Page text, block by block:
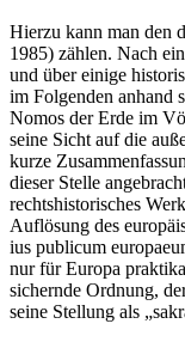
Hierzu kann man den
1985) zählen. Nach
und über einige
im Folgenden anhand
Nomos der Erde im
seine Sicht auf die
kurze
dieser Stelle
rechtshistorisches
Auflösung des
ius publicum
nur für Europa
sichernde Ordnung,
seine Stellung als